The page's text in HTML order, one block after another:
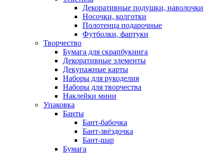
Декоративные подушки, наволочки
Носочки, колготки
Полотенца подарочные
Футболки, фартуки
Творчество
Бумага для скрапбукинга
Декоративные элементы
Декупажные карты
Наборы для рукоделия
Наборы для творчества
Наклейки мини
Упаковка
Банты
Бант-бабочка
Бант-звёздочка
Бант-шар
Бумага